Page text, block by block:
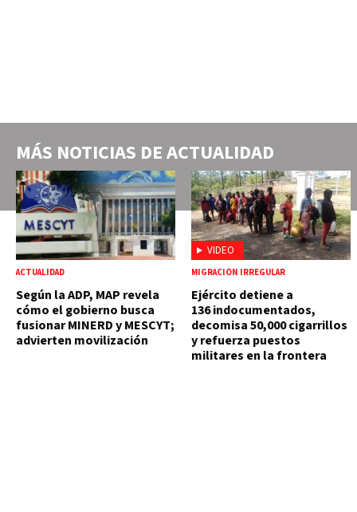
MÁS NOTICIAS DEACTUALIDAD
ACTUALIDAD
Según la ADP, MAP revela
cómo el gobierno busca
fusionar MINERD y MESCYT;
advierten movilización
VIDEO
MIGRACIÓN IRREGULAR
Ejército detiene a
136 indocumentados,
decomisa 50,000 cigarrillos
y refuerza puestos
militares en la frontera